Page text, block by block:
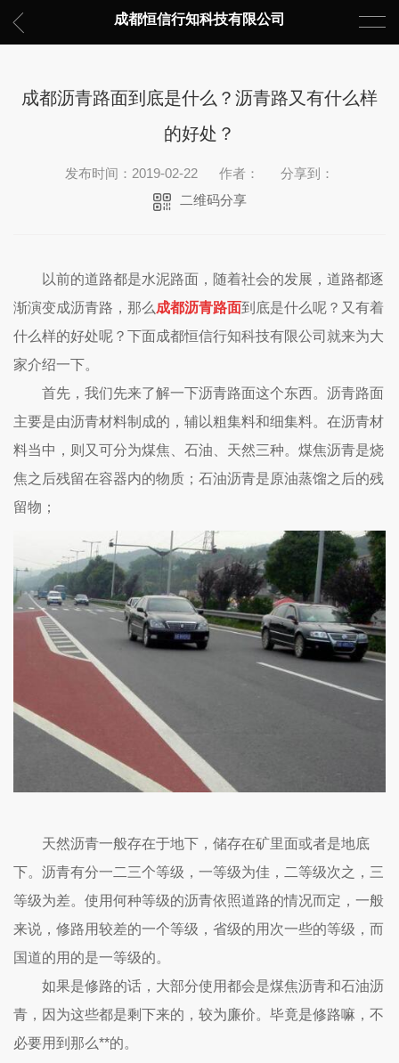
成都恒信行知科技有限公司
成都沥青路面到底是什么？沥青路又有什么样
的好处？
发布时间：2019-02-22 作者：
分享到：
二维码分享
以前的道路都是水泥路面，随着社会的发展，道路都逐
渐演变成沥青路，那么成都沥青路面到底是什么呢？又有着
什么样的好处呢？下面成都恒信行知科技有限公司 就来为大
家介绍一下。
首先，我们先来了解一下沥青路面这个东西。沥青路面
主要是由沥青材料制成的，辅以粗集料和细集料。在沥青材
料当中，则又可分为煤焦、石油、天然三种。煤焦沥青是烧
焦之后残留在容器内的物质；石油沥青是原油蒸馏之后的残
留物；
天然沥青一般存在于地下，储存在矿里面或者是地底
下。沥青有分一二三个等级，一等级为佳，二等级次之，三
等级为差。使用何种等级的沥青依照道路的情况而定，一般
来说，修路用较差的一个等级，省级的用次一些的等级，而
国道的用的是一等级的。
如果是修路的话，大部分使用都会是煤焦沥青和石油沥
青，因为这些都是剩下来的，较为廉价。毕竟是修路嘛，不
必要用到那么**的。